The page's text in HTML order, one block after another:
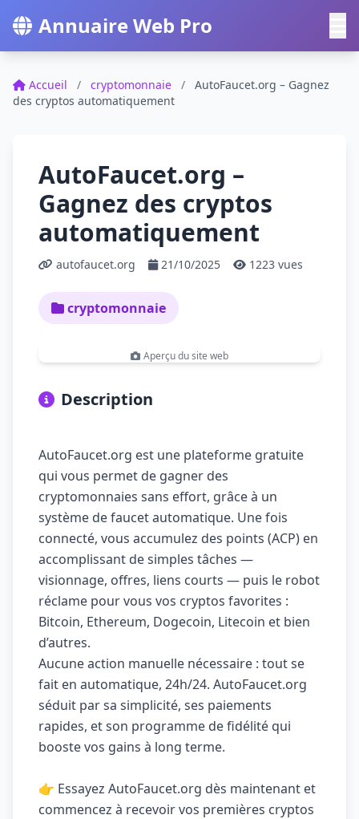
Annuaire Web Pro
Accueil / cryptomonnaie /
AutoFaucet.org – Gagnez
des cryptos automatiquement
AutoFaucet.org –
Gagnez des cryptos
automatiquement
autofaucet.org 21/10/2025 1223 vues
cryptomonnaie
Aperçu du site web
Description
AutoFaucet.org est une plateforme gratuite
qui vous permet de gagner des
cryptomonnaies sans effort, grâce à un
système de faucet automatique. Une fois
connecté, vous accumulez des points (ACP) en
accomplissant de simples tâches —
visionnage, offres, liens courts — puis le robot
réclame pour vous vos cryptos favorites :
Bitcoin, Ethereum, Dogecoin, Litecoin et bien
d’autres.
Aucune action manuelle nécessaire : tout se
fait en automatique, 24h/24. AutoFaucet.org
séduit par sa simplicité, ses paiements
rapides, et son programme de fidélité qui
booste vos gains à long terme.
👉 Essayez AutoFaucet.org dès maintenant et
commencez à recevoir vos premières cryptos